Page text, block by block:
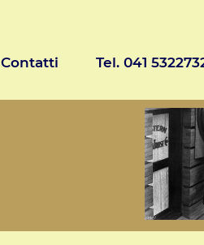
Contatti Tel. 041